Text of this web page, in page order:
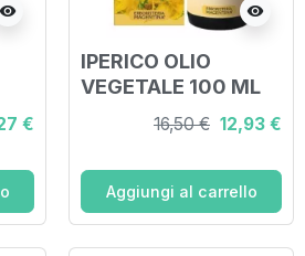
visibility
€
visibility
IPERICO OLIO
VEGETALE 100 ML
16,50 € 12,93 €
Aggiungi al carrello